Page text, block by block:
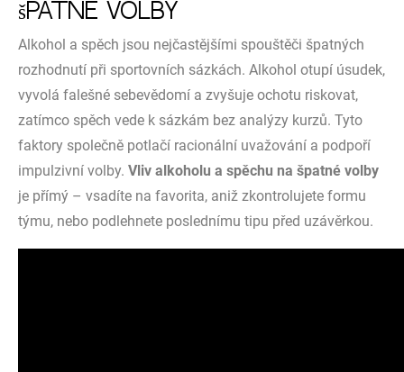
špatné volby
Alkohol a spěch jsou nejčastějšími spouštěči špatných
rozhodnutí při sportovních sázkách. Alkohol otupí úsudek,
vyvolá falešné sebevědomí a zvyšuje ochotu riskovat,
zatímco spěch vede k sázkám bez analýzy kurzů. Tyto
faktory společně potlačí racionální uvažování a podpoří
impulzivní volby. Vliv alkoholu a spěchu na špatné volby
je přímý – vsadíte na favorita, aniž zkontrolujete formu
týmu, nebo podlehnete poslednímu tipu před uzávěrkou.